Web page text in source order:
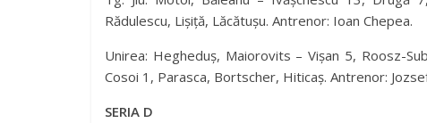
Rădulescu, Lișiță, Lăcătușu. Antrenor: Ioan Chepea.
Unirea: Hegheduș, Maiorovits – Vișan 5, Roosz-
Cosoi 1, Parasca, Bortscher, Hiticaș. Antrenor:
SERIA D